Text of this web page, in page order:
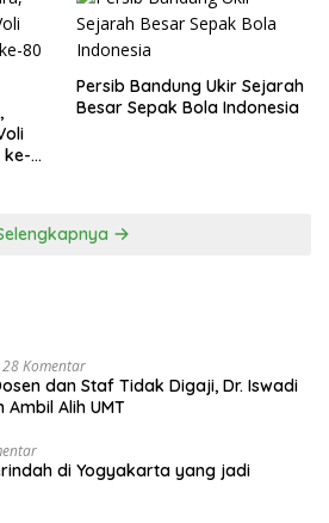
ke-
Persib Bandung Ukir Sejarah
Besar Sepak Bola Indonesia
28 Komentar
dan Staf Tidak Digaji, Dr. Iswadi
Ambil Alih UMT
di Yogyakarta yang jadi